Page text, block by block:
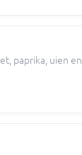
paprika, uien en